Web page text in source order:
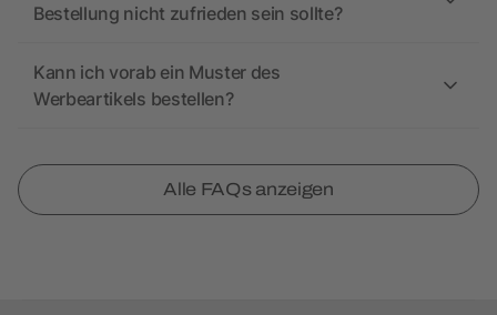
Bestellung nicht zufrieden sein sollte?
Kann ich vorab ein Muster des
Werbeartikels bestellen?
Alle FAQs anzeigen